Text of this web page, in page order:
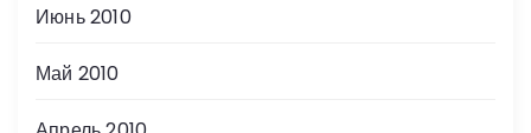
Июнь 2010
Май 2010